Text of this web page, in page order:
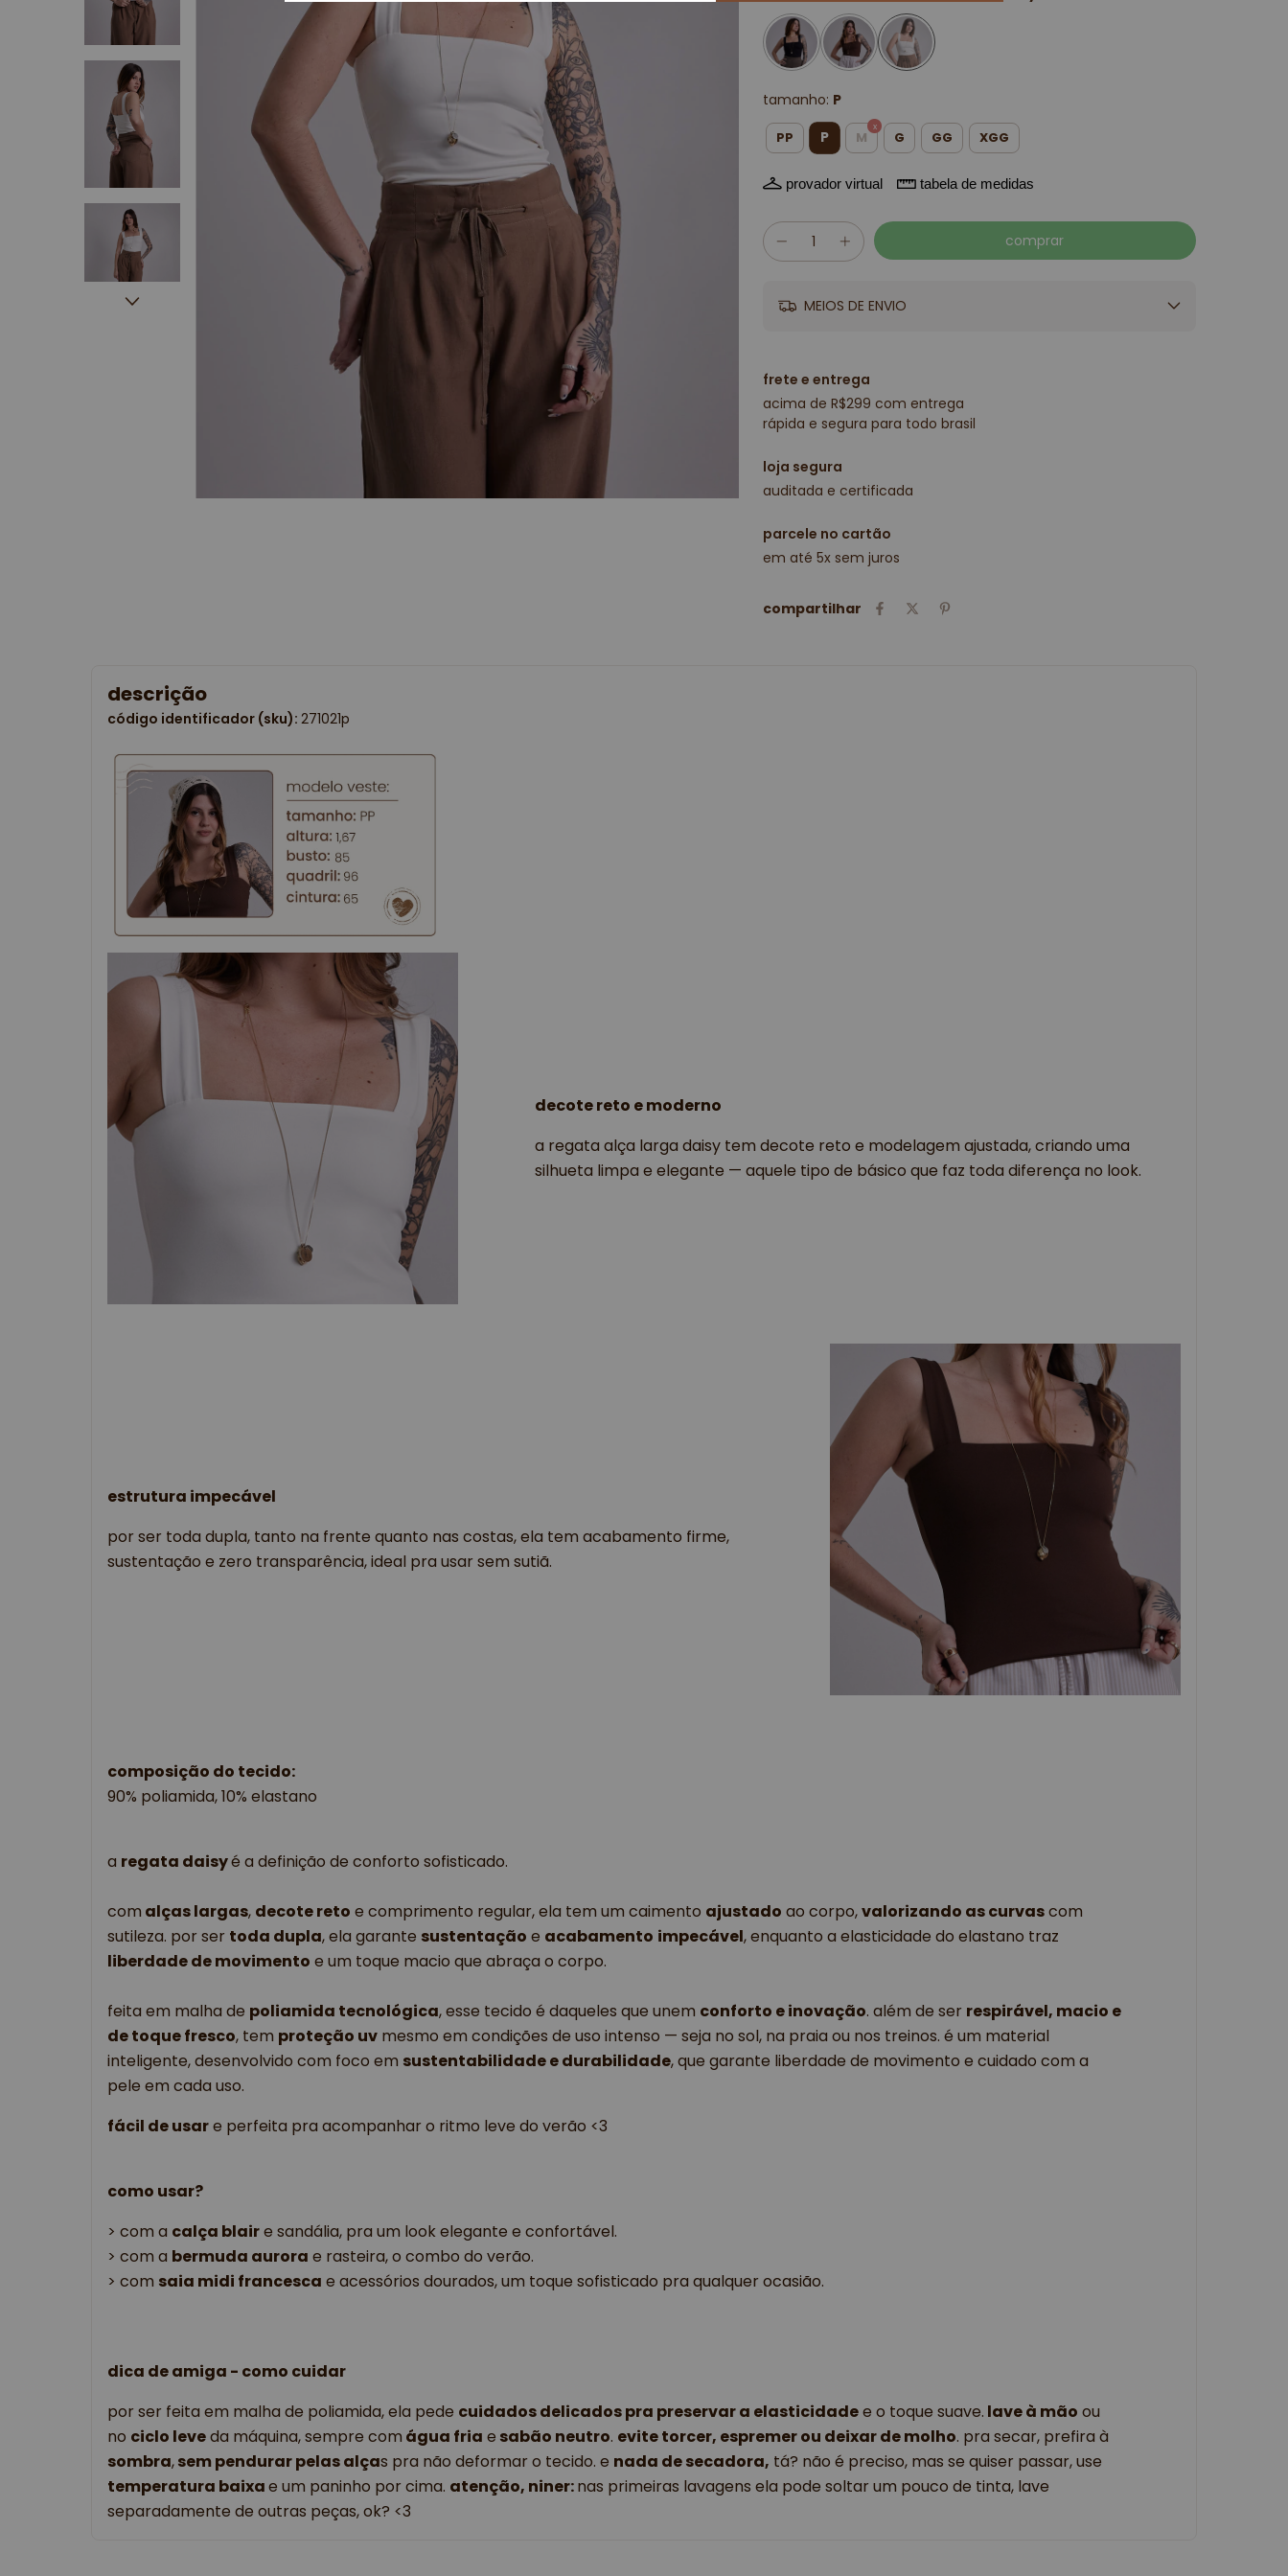
tamanho: P
PP P M G GG XGG
provador virtual tabela de medidas
MEIOS DE ENVIO
frete e entrega
acima de R$299 com entrega
rápida e segura para todo brasil
loja segura
auditada e certificada
parcele no cartão
em até 5x sem juros
compartilhar
descrição
código identificador (sku): 271021p
decote reto e moderno
a regata alça larga daisy tem decote reto e modelagem ajustada, criando uma
silhueta limpa e elegante — aquele tipo de básico que faz toda diferença no look.
estrutura impecável
por ser toda dupla, tanto na frente quanto nas costas, ela tem acabamento firme,
sustentação e zero transparência, ideal pra usar sem sutiã.
composição do tecido:
90% poliamida, 10% elastano
a regata daisyé a definição de conforto sofisticado.
com alças largas, decote reto e comprimento regular, ela tem um caimento ajustado ao corpo,valorizando as curvascom
sutileza. por ser toda dupla, ela garante sustentação e acabamento impecável, enquanto a elasticidade do elastano traz
liberdade de movimento e um toque macio que abraça o corpo.
feita em malha de poliamida tecnológica, esse tecido é daqueles que unem conforto e inovação. além de ser respirável, macio e
de toque fresco, tem proteção uv mesmo em condições de uso intenso — seja no sol, na praia ou nos treinos. é um material
inteligente, desenvolvido com foco em sustentabilidade e durabilidade, que garante liberdade de movimento e cuidado com a
pele em cada uso.
fácil de usare perfeita pra acompanhar o ritmo leve do verão <3
como usar?
> com a calça blaire sandália, pra um look elegante e confortável.
> com a bermuda aurora e rasteira, o combo do verão.
> com saia midi francesca e acessórios dourados, um toque sofisticado pra qualquer ocasião.
dica de amiga - como cuidar
por ser feita em malha de poliamida, ela pede cuidados delicados pra preservar a elasticidadee o toque suave. lave à mão ou
no ciclo leveda máquina, sempre com água fria e sabão neutro. evite torcer, espremer ou deixar de molho. pra secar, prefira à
sombra,sem pendurar pelas alças pra não deformar o tecido. e nada de secadora, tá? não é preciso, mas se quiser passar, use
temperatura baixae um paninho por cima. atenção, niner:nas primeiras lavagens ela pode soltar um pouco de tinta, lave
separadamente de outras peças, ok? <3